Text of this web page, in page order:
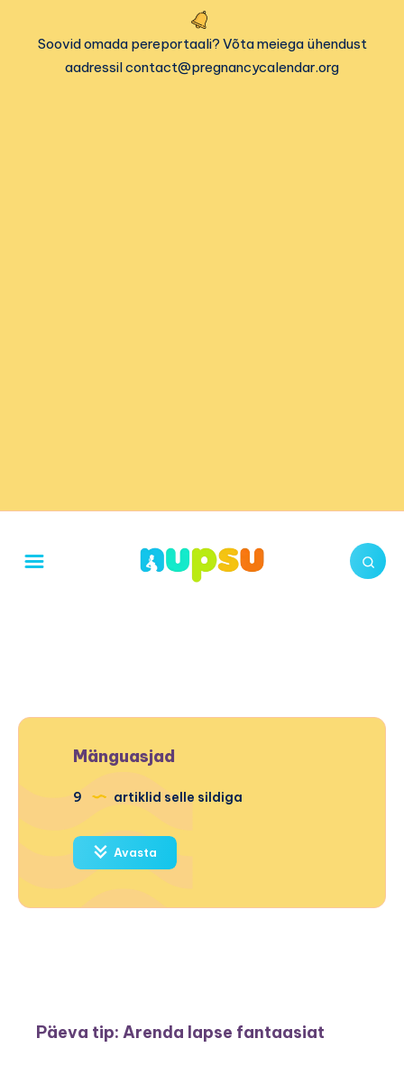
Soovid omada pereportaali? Võta meiega ühendust
aadressil contact@pregnancycalendar.org
Mänguasjad
9 artiklid selle sildiga
Avasta
Päeva tip: Arenda lapse fantaasiat